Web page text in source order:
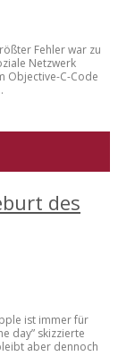
Fehler war zu
Netzwerk
Objective-C-Code
des
ist immer für
day” skizzierte
aber dennoch